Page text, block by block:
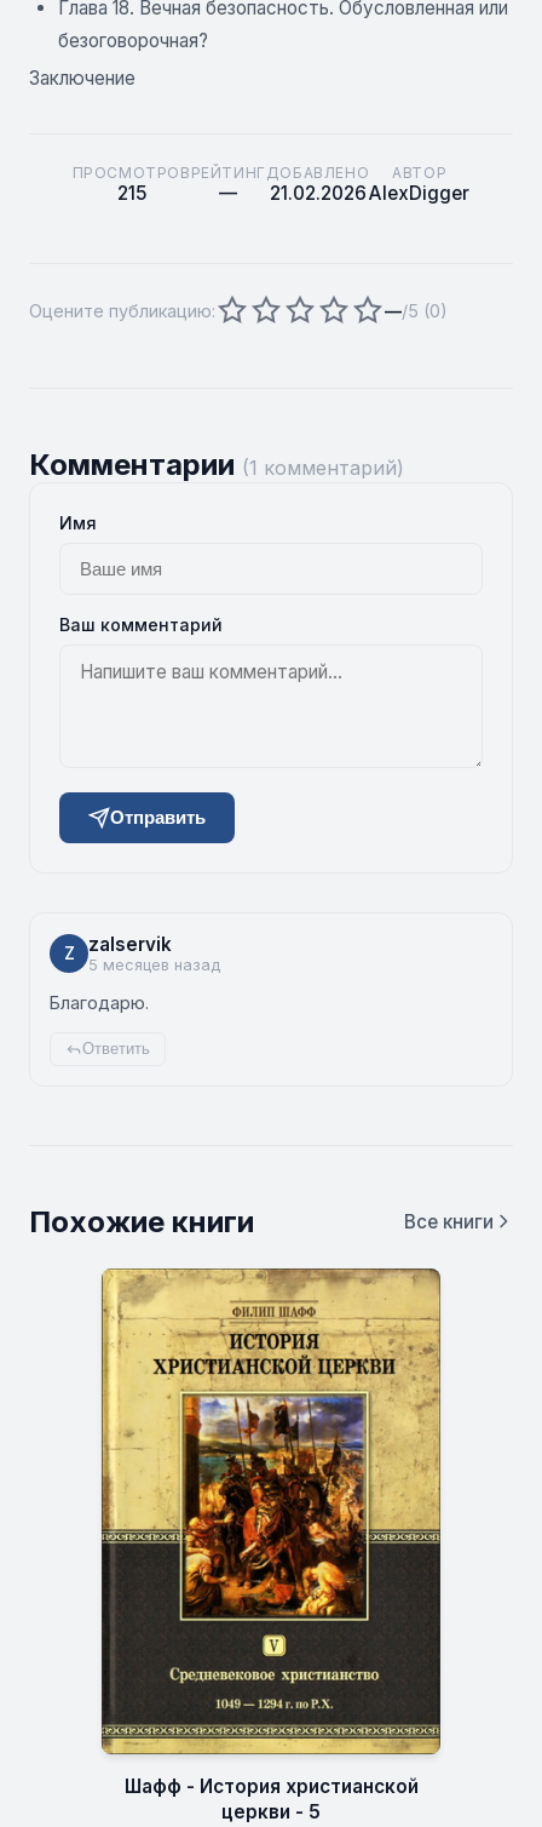
Глава 18. Вечная безопасность. Обусловленная или
безоговорочная?
Заключение
ПРОСМОТРОВ
215
РЕЙТИНГ
—
ДОБАВЛЕНО
21.02.2026
АВТОР
AlexDigger
Оцените публикацию: —/5 (0)
Комментарии (1 комментарий)
Имя
Ваш комментарий
Отправить
Z zalservik
5 месяцев назад
Благодарю.
Ответить
Похожие книги Все книги
Шафф - История христианской
церкви - 5